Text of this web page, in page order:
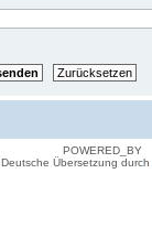
POWERED_BY
Deutsche Übersetzung durch